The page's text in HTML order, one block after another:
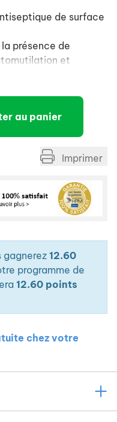
de surface
présence de
et
les lésions.
allergisante.
au panier
Imprimer
gagnerez 12.60
programme de
12.60 points
chez votre